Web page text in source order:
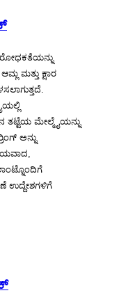
ಮತ್ತು ಕ್ಷಾರ
ತಟ್ಟೆಯ ಮೇಲ್ಮೈಯನ್ನು
ಅನ್ನು
ಉದ್ದೇಶಗಳಿಗೆ